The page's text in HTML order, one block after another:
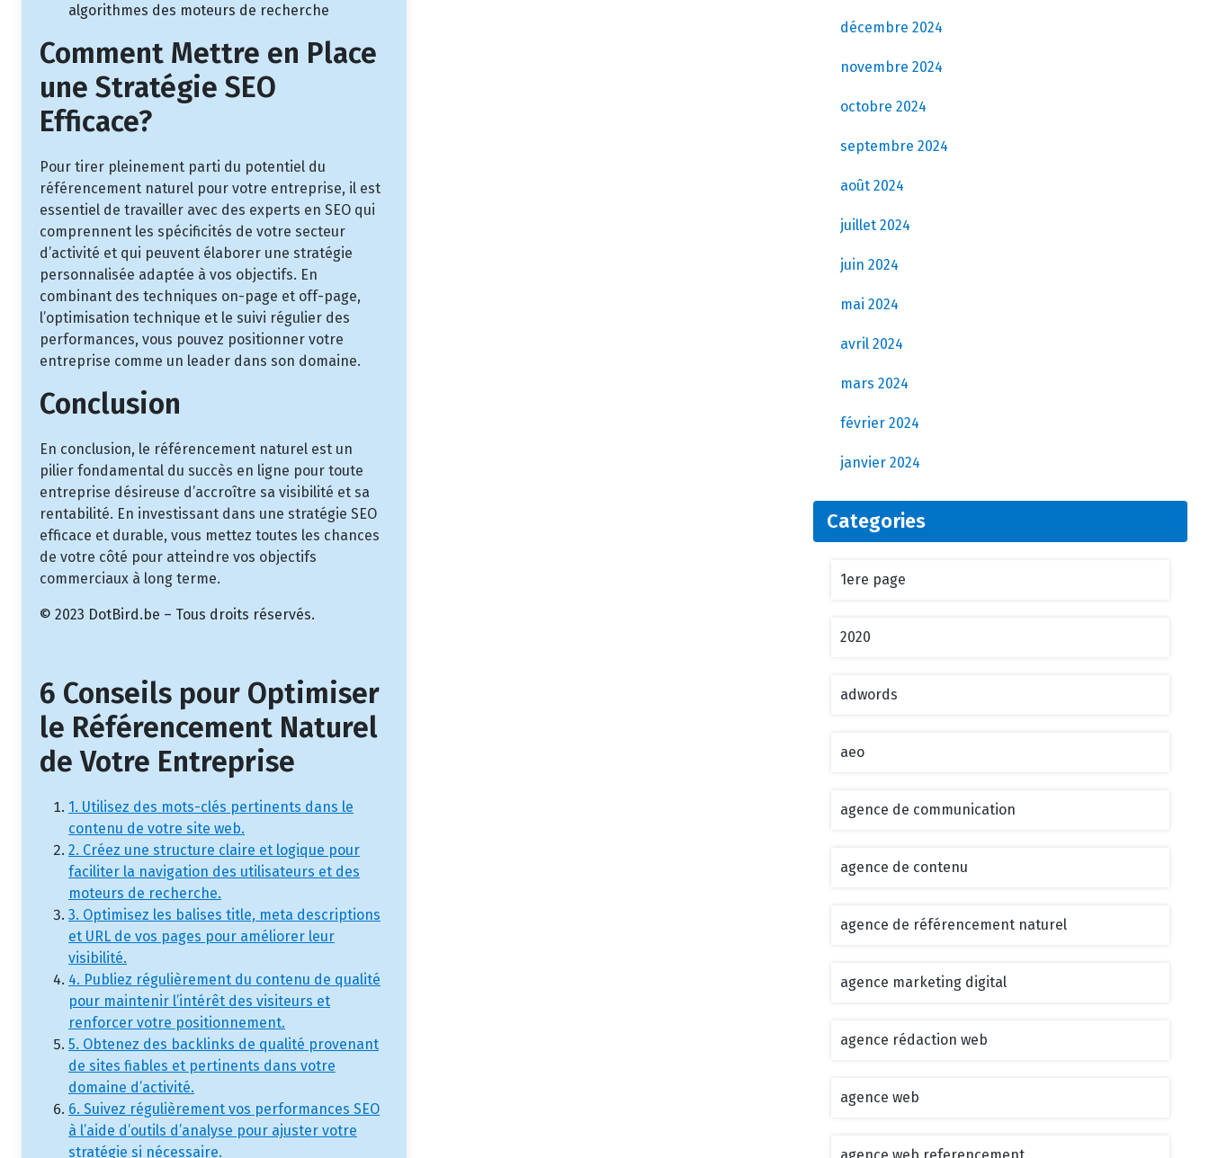
algorithmes des moteurs de recherche
Comment Mettre en Place
une Stratégie SEO
Efficace?
Pour tirer pleinement parti du potentiel du
référencement naturel pour votre entreprise, il est
essentiel de travailler avec des experts en SEO qui
comprennent les spécificités de votre secteur
d’activité et qui peuvent élaborer une stratégie
personnalisée adaptée à vos objectifs. En
combinant des techniques on-page et off-page,
l’optimisation technique et le suivi régulier des
performances, vous pouvez positionner votre
entreprise comme un leader dans son domaine.
Conclusion
En conclusion, le référencement naturel est un
pilier fondamental du succès en ligne pour toute
entreprise désireuse d’accroître sa visibilité et sa
rentabilité. En investissant dans une stratégie SEO
efficace et durable, vous mettez toutes les chances
de votre côté pour atteindre vos objectifs
commerciaux à long terme.
© 2023 DotBird.be – Tous droits réservés.
6 Conseils pour Optimiser
le Référencement Naturel
de Votre Entreprise
1. Utilisez des mots-clés pertinents dans le
contenu de votre site web.
2. Créez une structure claire et logique pour
faciliter la navigation des utilisateurs et des
moteurs de recherche.
3. Optimisez les balises title, meta descriptions
et URL de vos pages pour améliorer leur
visibilité.
4. Publiez régulièrement du contenu de qualité
pour maintenir l’intérêt des visiteurs et
renforcer votre positionnement.
5. Obtenez des backlinks de qualité provenant
de sites fiables et pertinents dans votre
domaine d’activité.
6. Suivez régulièrement vos performances SEO
à l’aide d’outils d’analyse pour ajuster votre
stratégie si nécessaire.
décembre 2024
novembre 2024
octobre 2024
septembre 2024
août 2024
juillet 2024
juin 2024
mai 2024
avril 2024
mars 2024
février 2024
janvier 2024
Categories
1ere page
2020
adwords
aeo
agence de communication
agence de contenu
agence de référencement naturel
agence marketing digital
agence rédaction web
agence web